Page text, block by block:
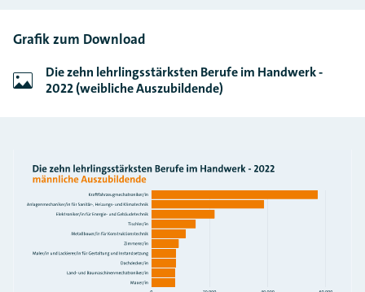
Grafik zum Download
Die zehn lehrlingsstärksten Berufe im Handwerk -
2022 (weibliche Auszubildende)